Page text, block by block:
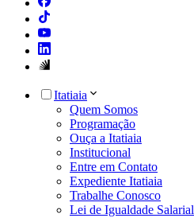
Itatiaia
Quem Somos
Programação
Ouça a Itatiaia
Institucional
Entre em Contato
Expediente Itatiaia
Trabalhe Conosco
Lei de Igualdade Salarial